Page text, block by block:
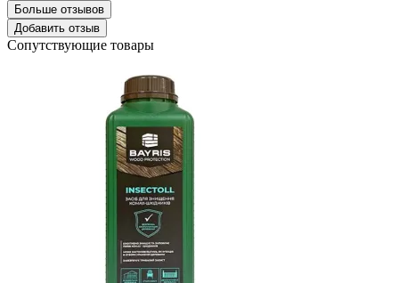
Больше отзывов
Добавить отзыв
Сопутствующие товары